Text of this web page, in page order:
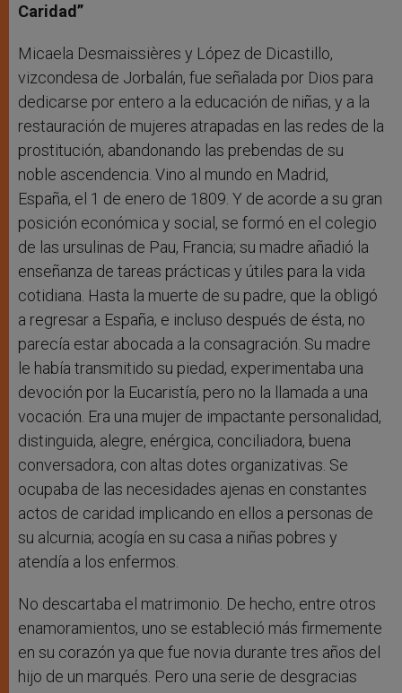
Caridad”
Micaela Desmaissières y López de Dicastillo,
vizcondesa de Jorbalán, fue señalada por Dios para
dedicarse por entero a la educación de niñas, y a la
restauración de mujeres atrapadas en las redes de la
prostitución, abandonando las prebendas de su
noble ascendencia. Vino al mundo en Madrid,
España, el 1 de enero de 1809. Y de acorde a su gran
posición económica y social, se formó en el colegio
de las ursulinas de Pau, Francia; su madre añadió la
enseñanza de tareas prácticas y útiles para la vida
cotidiana. Hasta la muerte de su padre, que la obligó
a regresar a España, e incluso después de ésta, no
parecía estar abocada a la consagración. Su madre
le había transmitido su piedad, experimentaba una
devoción por la Eucaristía, pero no la llamada a una
vocación. Era una mujer de impactante personalidad,
distinguida, alegre, enérgica, conciliadora, buena
conversadora, con altas dotes organizativas. Se
ocupaba de las necesidades ajenas en constantes
actos de caridad implicando en ellos a personas de
su alcurnia; acogía en su casa a niñas pobres y
atendía a los enfermos.
No descartaba el matrimonio. De hecho, entre otros
enamoramientos, uno se estableció más firmemente
en su corazón ya que fue novia durante tres años del
hijo de un marqués. Pero una serie de desgracias